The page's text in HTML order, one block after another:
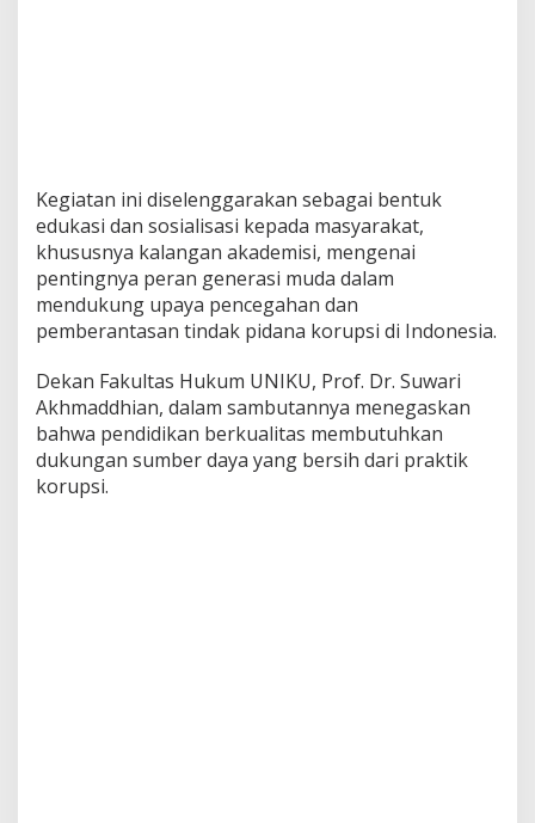
Kegiatan ini diselenggarakan sebagai bentuk
edukasi dan sosialisasi kepada masyarakat,
khususnya kalangan akademisi, mengenai
pentingnya peran generasi muda dalam
mendukung upaya pencegahan dan
pemberantasan tindak pidana korupsi di Indonesia.
Dekan Fakultas Hukum UNIKU, Prof. Dr. Suwari
Akhmaddhian, dalam sambutannya menegaskan
bahwa pendidikan berkualitas membutuhkan
dukungan sumber daya yang bersih dari praktik
korupsi.